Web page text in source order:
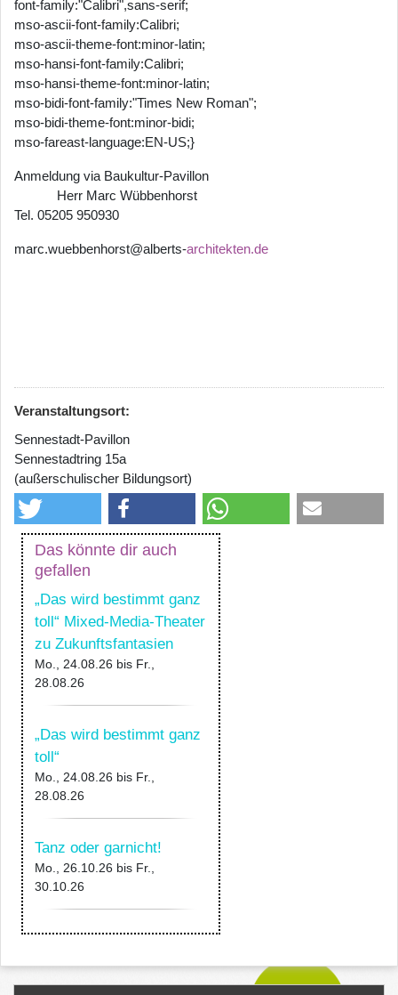
font-family:"Calibri",sans-serif;
mso-ascii-font-family:Calibri;
mso-ascii-theme-font:minor-latin;
mso-hansi-font-family:Calibri;
mso-hansi-theme-font:minor-latin;
mso-bidi-font-family:"Times New Roman";
mso-bidi-theme-font:minor-bidi;
mso-fareast-language:EN-US;}
Anmeldung via Baukultur-Pavillon
Herr Marc Wübbenhorst
Tel. 05205 950930
marc.wuebbenhorst@alberts-architekten.de
Veranstaltungsort:
Sennestadt-Pavillon
Sennestadtring 15a
(außerschulischer Bildungsort)
Das könnte dir auch
gefallen
„Das wird bestimmt ganz
toll“ Mixed-Media-Theater
zu Zukunftsfantasien
Mo., 24.08.26 bis Fr.,
28.08.26
„Das wird bestimmt ganz
toll“
Mo., 24.08.26 bis Fr.,
28.08.26
Tanz oder garnicht!
Mo., 26.10.26 bis Fr.,
30.10.26